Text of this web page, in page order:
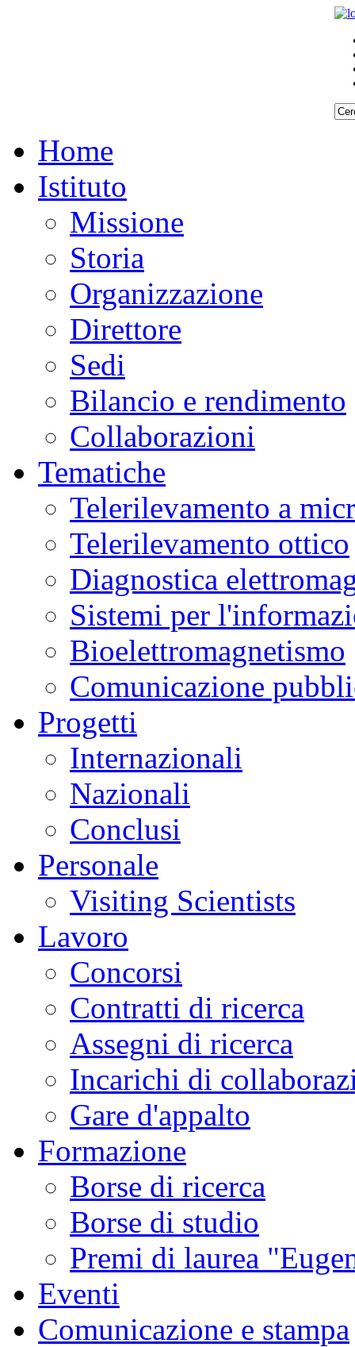
Home
Istituto
Missione
Storia
Organizzazione
Direttore
Sedi
Bilancio e rendimento
Collaborazioni
Tematiche
Telerilevamento a
Telerilevamento ottico
Diagnostica
Sistemi per
Bioelettromagnetismo
Comunicazione
Progetti
Internazionali
Nazionali
Conclusi
Personale
Visiting Scientists
Lavoro
Concorsi
Contratti di ricerca
Assegni di ricerca
Incarichi di
Gare d'appalto
Formazione
Borse di ricerca
Borse di studio
Premi di laurea
Eventi
Comunicazione e stampa